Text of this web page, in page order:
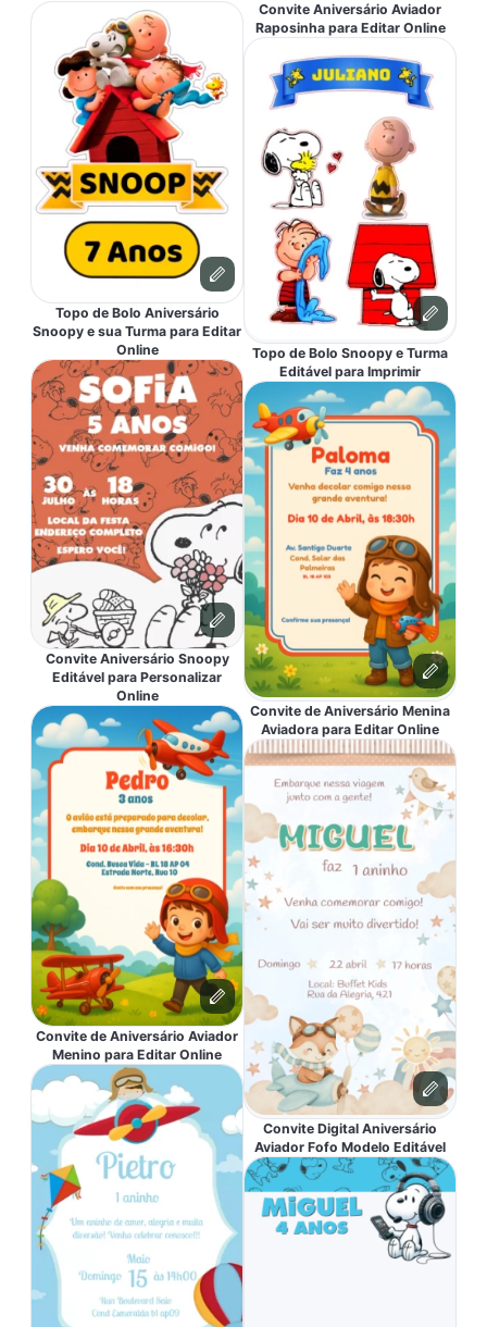
Topo de Bolo Aniversário
Snoopy e sua Turma para Editar
Online
Convite Aniversário Snoopy
Editável para Personalizar
Online
Convite de Aniversário Aviador
Menino para Editar Online
Convite Aniversário Aviador
Raposinha para Editar Online
Topo de Bolo Snoopy e Turma
Editável para Imprimir
Convite de Aniversário Menina
Aviadora para Editar Online
Convite Digital Aniversário
Aviador Fofo Modelo Editável